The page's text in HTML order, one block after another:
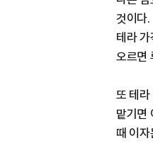
것이다
테라
오르면
또 테라
맡기면
때 이